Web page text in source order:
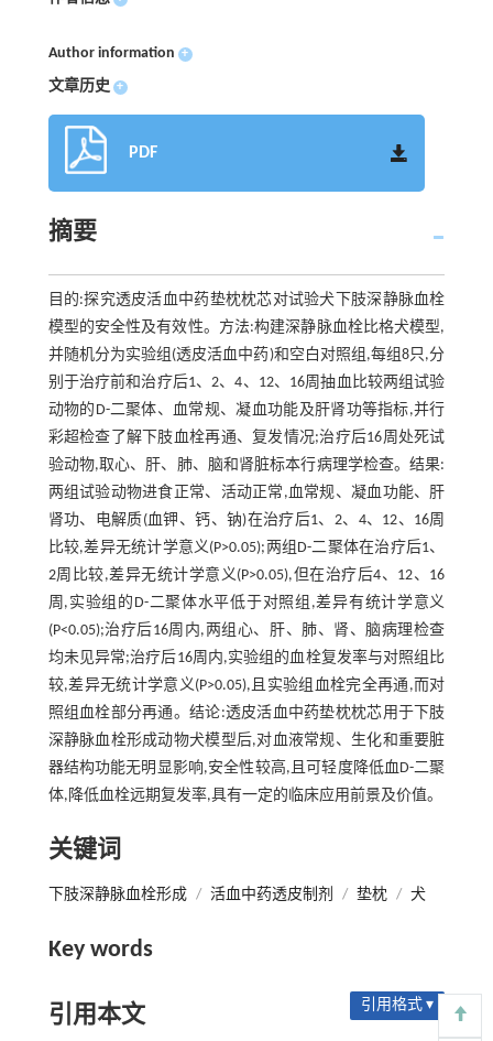
Author information +
文章历史 +
PDF
摘要
目的:探究透皮活血中药垫枕枕芯对试验犬下肢深静脉血栓
模型的安全性及有效性。方法:构建深静脉血栓比格犬模型,
并随机分为实验组(透皮活血中药)和空白对照组,每组8只,分
别于治疗前和治疗后1、2、4、12、16周抽血比较两组试验
动物的D-二聚体、血常规、凝血功能及肝肾功等指标,并行
彩超检查了解下肢血栓再通、复发情况;治疗后16周处死试
验动物,取心、肝、肺、脑和肾脏标本行病理学检查。结果:
两组试验动物进食正常、活动正常,血常规、凝血功能、肝
肾功、电解质(血钾、钙、钠)在治疗后1、2、4、12、16周
比较,差异无统计学意义(P>0.05);两组D-二聚体在治疗后1、
2周比较,差异无统计学意义(P>0.05),但在治疗后4、12、16
周,实验组的D-二聚体水平低于对照组,差异有统计学意义
(P<0.05);治疗后16周内,两组心、肝、肺、肾、脑病理检查
均未见异常;治疗后16周内,实验组的血栓复发率与对照组比
较,差异无统计学意义(P>0.05),且实验组血栓完全再通,而对
照组血栓部分再通。结论:透皮活血中药垫枕枕芯用于下肢
深静脉血栓形成动物犬模型后,对血液常规、生化和重要脏
器结构功能无明显影响,安全性较高,且可轻度降低血D-二聚
体,降低血栓远期复发率,具有一定的临床应用前景及价值。
关键词
下肢深静脉血栓形成 / 活血中药透皮制剂 / 垫枕 / 犬
Key words
引用本文 引用格式 ▾